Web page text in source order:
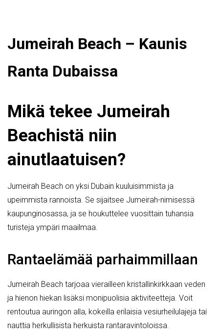
Jumeirah Beach – Kaunis
Ranta Dubaissa
Mikä tekee Jumeirah
Beachistä niin
ainutlaatuisen?
Jumeirah Beach on yksi Dubain kuuluisimmista ja
upeimmista rannoista. Se sijaitsee Jumeirah-nimisessä
kaupunginosassa, ja se houkuttelee vuosittain tuhansia
turisteja ympäri maailmaa.
Rantaelämää parhaimmillaan
Jumeirah Beach tarjoaa vierailleen kristallinkirkkaan veden
ja hienon hiekan lisäksi monipuolisia aktiviteetteja. Voit
rentoutua auringon alla, kokeilla erilaisia vesiurheilulajeja tai
nauttia herkullisista herkuista rantaravintoloissa.